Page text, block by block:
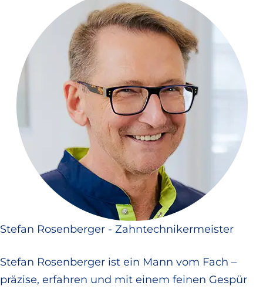
Stefan Rosenberger - Zahntechnikermeister
Stefan Rosenberger ist ein Mann vom Fach –
präzise, erfahren und mit einem feinen Gespür